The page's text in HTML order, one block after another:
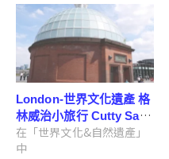
London-世界文化遺產 格
林威治小旅行 Cutty Sark/
跨河人行隧道/格林威治大
學
在「世界文化&自然遺產」
中